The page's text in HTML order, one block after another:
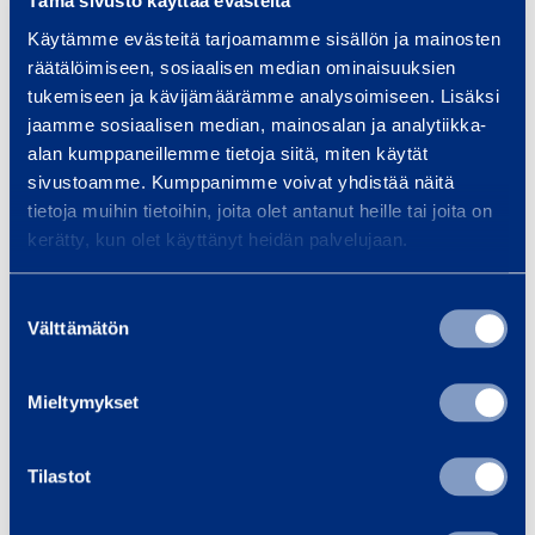
Käytämme evästeitä tarjoamamme sisällön ja mainosten
räätälöimiseen, sosiaalisen median ominaisuuksien
tukemiseen ja kävijämäärämme analysoimiseen. Lisäksi
jaamme sosiaalisen median, mainosalan ja analytiikka-
alan kumppaneillemme tietoja siitä, miten käytät
sivustoamme. Kumppanimme voivat yhdistää näitä
tietoja muihin tietoihin, joita olet antanut heille tai joita on
kerätty, kun olet käyttänyt heidän palvelujaan.
valinta
Välttämätön
Mieltymykset
Tilastot
Asiakirjat
Samankaltaisia tuotteita
B
e